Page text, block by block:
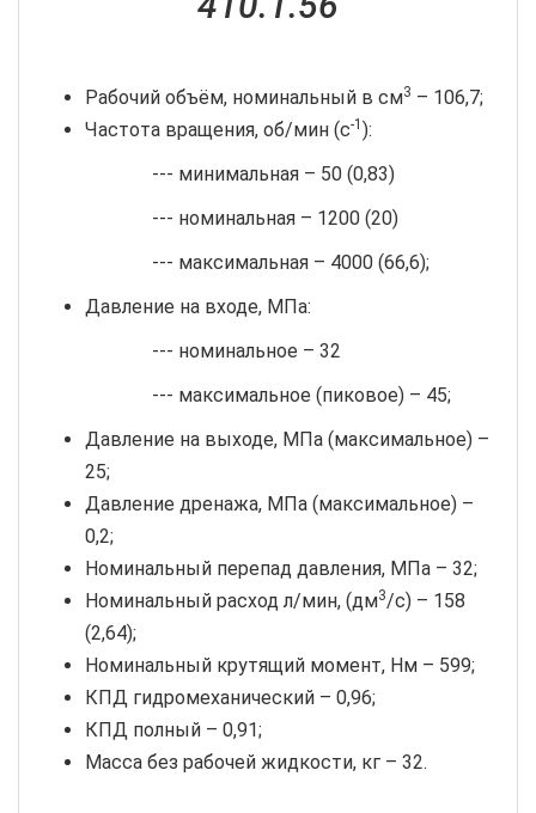
Рабочий объём, номинальный в см3 – 106,7;
Частота вращения, об/мин (с-1 ):
--- минимальная – 50 (0,83)
--- номинальная – 1200 (20)
--- максимальная – 4000 (66,6);
Давление на входе, МПа:
--- номинальное – 32
--- максимальное (пиковое) – 45;
Давление на выходе, МПа (максимальное) –
25;
Давление дренажа, МПа (максимальное) –
0,2;
Номинальный перепад давления, МПа – 32;
Номинальный расход л/мин, (дм3/с) – 158
(2,64);
Номинальный крутящий момент, Нм – 599;
КПД гидромеханический – 0,96;
КПД полный – 0,91;
Масса без рабочей жидкости, кг – 32.